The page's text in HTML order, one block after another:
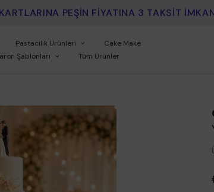
İLE ÖDEMEYE ÖZEL %5 INDİRİM
Pastacılık Ürünleri
Cake Make
Şablonları Tüm Ürünler